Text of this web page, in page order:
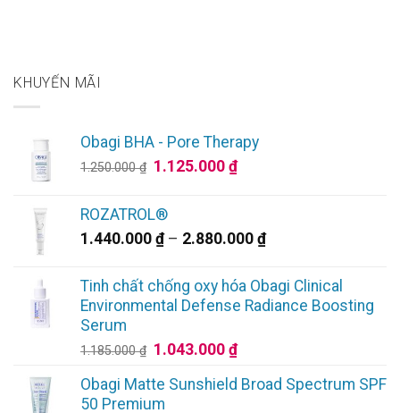
KHUYẾN MÃI
Obagi BHA - Pore Therapy
1.250.000₫ Giá
là:
1.250.000 ₫.
1.125.000₫Giá
1.125.000 ₫.
ROZATROL®
1.440.000 ₫ – 2.880.000 ₫Khoảng
từ
1.440.000 ₫
Tinh chất chống oxy hóa Obagi Clinical
Environmental Defense Radiance Boosting
Serum
1.185.000₫ Giá
là:
1.043.000₫Giá
tại
Obagi Matte Sunshield Broad Spectrum SPF
50 Premium